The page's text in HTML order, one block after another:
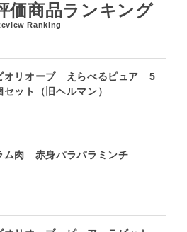
価商品ランキング
Ranking
オリオーブ えらべるピュア 5
セット（旧ヘルマン）
ム肉 赤身パラパラミンチ